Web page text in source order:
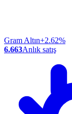
Gram Altın+2.62%
6.663Anlık satış